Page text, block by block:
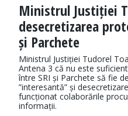
Ministrul Justiției
desecretizarea
și Parchete
Ministrul Justiției Tudorel
Antena 3 că nu este
între SRI și Parchete să fie
”interesantă” și
funcționat colaborările
informații.